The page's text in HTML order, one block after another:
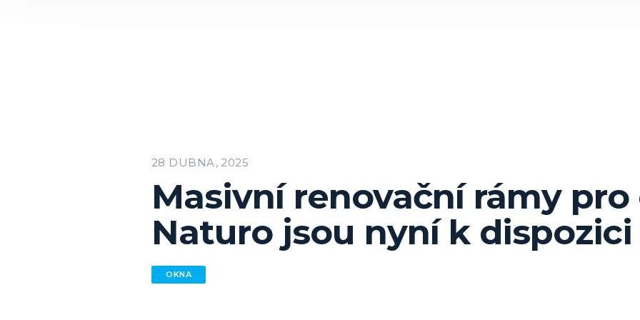
28 DUBNA, 2025
Masivní renovační rámy
Naturo jsou nyní k dispozici
OKNA